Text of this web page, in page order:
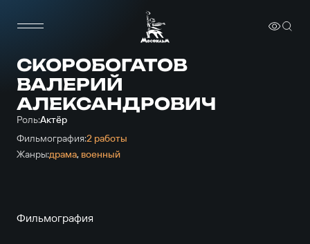
СКОРОБОГАТОВ
ВАЛЕРИЙ
АЛЕКСАНДРОВИЧ
Роль:Актёр
Фильмография:2 работы
Жанры:драма, военный
Фильмография